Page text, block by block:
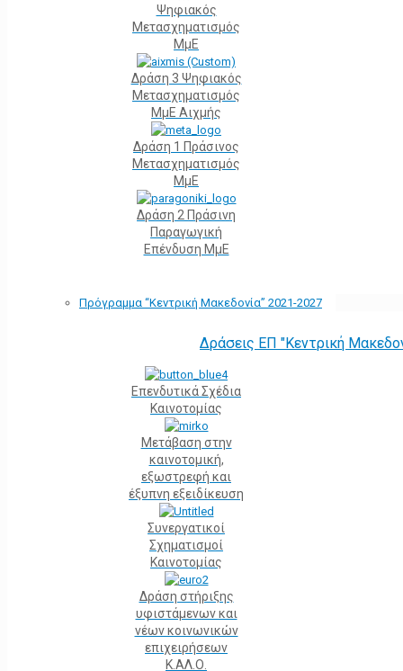
Ψηφιακός
Μετασχηματισμός
ΜμΕ
Δράση 3 Ψηφιακός
Μετασχηματισμός
ΜμΕ Αιχμής
Δράση 1 Πράσινος
Μετασχηματισμός
ΜμΕ
Δράση 2 Πράσινη
Παραγωγική
Επένδυση ΜμΕ
Πρόγραμμα “Κεντρική Μακεδονία” 2021-2027
Δράσεις ΕΠ "Κεντρική
Επενδυτικά Σχέδια
Καινοτομίας
Μετάβαση στην
καινοτομική,
εξωστρεφή και
έξυπνη εξειδίκευση
Συνεργατικοί
Σχηματισμοί
Καινοτομίας
Δράση στήριξης
υφιστάμενων και
νέων κοινωνικών
επιχειρήσεων
Κ.ΑΛ.Ο.